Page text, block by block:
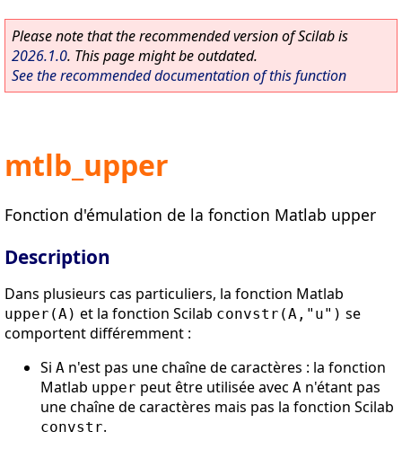
Please note that the recommended version of Scilab is
2026.1.0. This page might be outdated.
See the recommended documentation of this function
mtlb_upper
Fonction d'émulation de la fonction Matlab upper
Description
Dans plusieurs cas particuliers, la fonction Matlab
upper(A) et la fonction Scilab convstr(A,"u") se
comportent différemment :
Si A n'est pas une chaîne de caractères : la fonction
Matlab upper peut être utilisée avec A n'étant pas
une chaîne de caractères mais pas la fonction Scilab
convstr.